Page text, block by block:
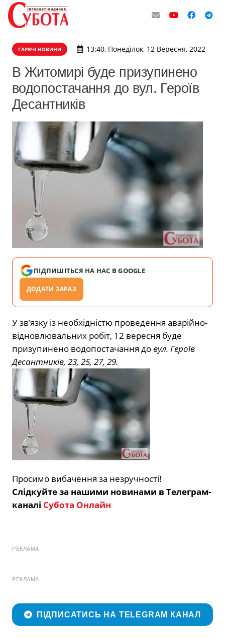
ГАРЯЧІ НОВИНИ 13:40, Понеділок, 12 Вересня, 2022
В Житомирі буде призупинено
водопостачання до вул. Героїв
Десантників
ПІДПИШІТЬСЯ НА НАС В GOOGLE
ДОДАТИ ЗАРАЗ
У зв’язку із необхідністю проведення аварійно-
відновлювальних робіт, 12 вересня буде
призупинено водопостачання довул. Героїв
Десантників, 23, 25, 27, 29.
Просимо вибачення за незручності!
Слідкуйте за нашими новинами в Телеграм-
каналі Субота Онлайн
РЕКЛАМА
РЕКЛАМА
ПІДПИСАТИСЬ НА TELEGRAM КАНАЛ